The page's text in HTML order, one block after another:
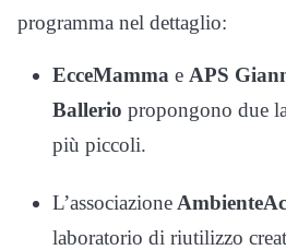
programma nel dettaglio:
EcceMamma e APS
Ballerio propongono due
più piccoli.
L’associazione
laboratorio di riutilizzo